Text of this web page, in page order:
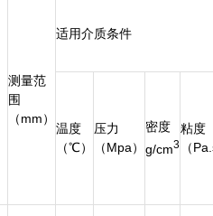
测量范
围
（mm）
适用介质条件
温度
（℃）
压力
（Mpa）
密度
g/cm3
粘度
（